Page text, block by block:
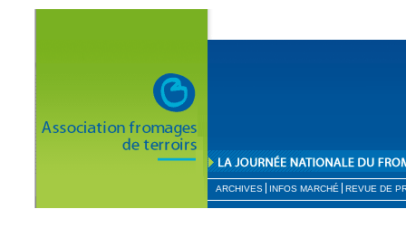
ARCHIVES INFOS MARCHÉ REVUE DE